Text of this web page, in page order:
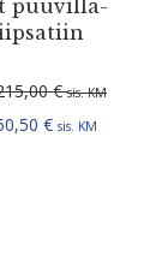
215,00 €
€
puuvil­la­
€ sis. KM
€ sis. KM